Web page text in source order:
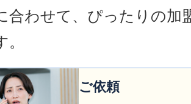
合わせて、ぴったりの加
ご依頼